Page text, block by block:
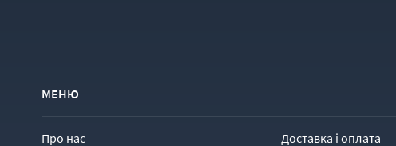
МЕНЮ
Про нас Доставка і оплата